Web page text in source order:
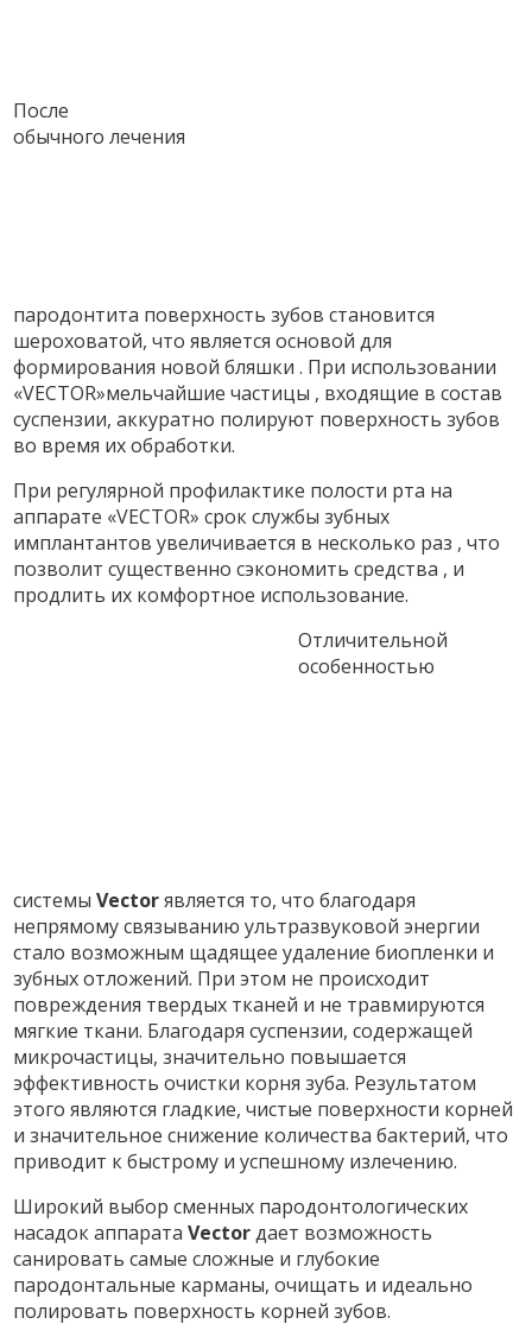
После
обычного лечения
пародонтита поверхность зубов становится
шероховатой, что является основой для
формирования новой бляшки . При использовании
«VECTOR»мельчайшие частицы , входящие в состав
суспензии, аккуратно полируют поверхность зубов
во время их обработки.
При регулярной профилактике полости рта на
аппарате «VECTOR» срок службы зубных
имплантантов увеличивается в несколько раз , что
позволит существенно сэкономить средства , и
продлить их комфортное использование.
Отличительной
особенностью
системыVectorявляется то, что благодаря
непрямому связыванию ультразвуковой энергии
стало возможным щадящее удаление биопленки и
зубных отложений. При этом не происходит
повреждения твердых тканей и не травмируются
мягкие ткани. Благодаря суспензии, содержащей
микрочастицы, значительно повышается
эффективность очистки корня зуба. Результатом
этого являются гладкие, чистые поверхности корней
и значительное снижение количества бактерий, что
приводит к быстрому и успешному излечению.
Широкий выбор сменных пародонтологических
насадок аппаратаVectorдает возможность
санировать самые сложные и глубокие
пародонтальные карманы, очищать и идеально
полировать поверхность корней зубов.